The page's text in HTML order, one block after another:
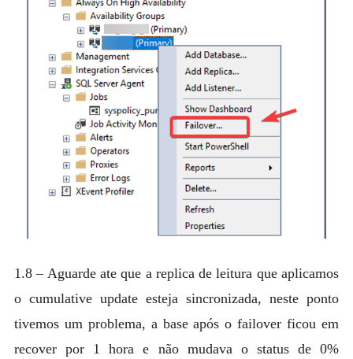
1.8 – Aguarde ate que a replica de leitura que aplicamos
o cumulative update esteja sincronizada, neste ponto
tivemos um problema, a base após o failover ficou em
recover por 1 hora e não mudava o status de 0%